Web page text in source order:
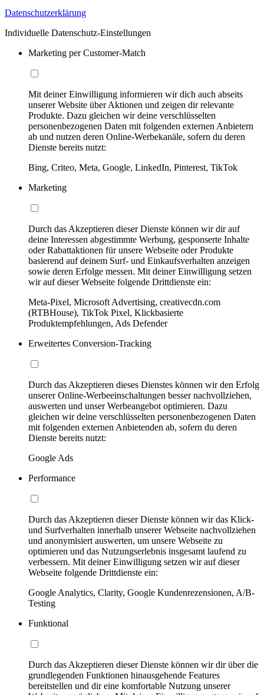
Datenschutzerklärung
Individuelle Datenschutz-Einstellungen
Marketing per Customer-Match
Mit deiner Einwilligung informieren wir dich auch abseits
unserer Website über Aktionen und zeigen dir relevante
Produkte. Dazu gleichen wir deine verschlüsselten
personenbezogenen Daten mit folgenden externen Anbietern
ab und nutzen deren Online-Werbekanäle, sofern du deren
Dienste bereits nutzt:
Bing, Criteo, Meta, Google, LinkedIn, Pinterest, TikTok
Marketing
Durch das Akzeptieren dieser Dienste können wir dir auf
deine Interessen abgestimmte Werbung, gesponserte Inhalte
oder Rabattaktionen für unsere Webseite oder Produkte
basierend auf deinem Surf- und Einkaufsverhalten anzeigen
sowie deren Erfolge messen. Mit deiner Einwilligung setzen
wir auf dieser Webseite folgende Drittdienste ein:
Meta-Pixel, Microsoft Advertising, creativecdn.com
(RTBHouse), TikTok Pixel, Klickbasierte
Produktempfehlungen, Ads Defender
Erweitertes Conversion-Tracking
Durch das Akzeptieren dieses Dienstes können wir den Erfolg
unserer Online-Werbeeinschaltungen besser nachvollziehen,
auswerten und unser Werbeangebot optimieren. Dazu
gleichen wir deine verschlüsselten personenbezogenen Daten
mit folgenden externen Anbietenden ab, sofern du deren
Dienste bereits nutzt:
Google Ads
Performance
Durch das Akzeptieren dieser Dienste können wir das Klick-
und Surfverhalten innerhalb unserer Webseite nachvollziehen
und anonymisiert auswerten, um unsere Webseite zu
optimieren und das Nutzungserlebnis insgesamt laufend zu
verbessern. Mit deiner Einwilligung setzen wir auf dieser
Webseite folgende Drittdienste ein:
Google Analytics, Clarity, Google Kundenrezensionen, A/B-
Testing
Funktional
Durch das Akzeptieren dieser Dienste können wir dir über die
grundlegenden Funktionen hinausgehende Features
bereitstellen und dir eine komfortable Nutzung unserer